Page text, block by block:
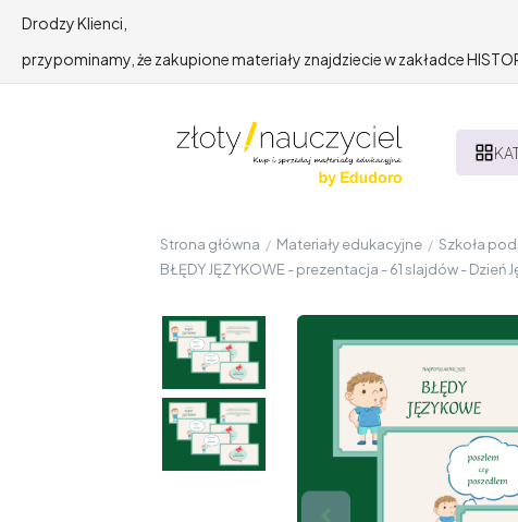
Drodzy Klienci,
przypominamy, że zakupione materiały znajdziecie w zakładce
Strona główna / Materiały edukacyjne / Szkoła
BŁĘDY JĘZYKOWE - prezentacja - 61 slajdów - Dzień